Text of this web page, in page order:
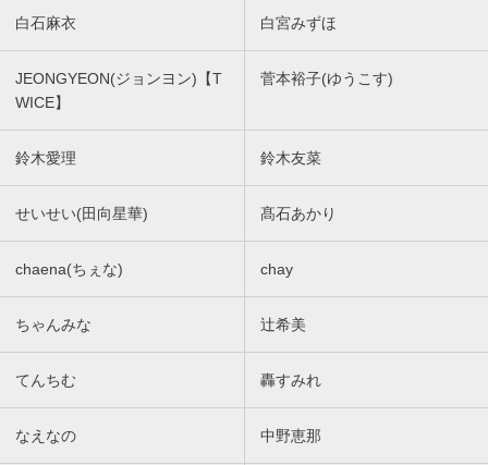
白石麻衣 白宮みずほ
JEONGYEON(ジョンヨン)【T
WICE】
菅本裕子(ゆうこす)
鈴木愛理 鈴木友菜
せいせい(田向星華) 髙石あかり
chaena(ちぇな) chay
ちゃんみな 辻希美
てんちむ 轟すみれ
なえなの 中野恵那